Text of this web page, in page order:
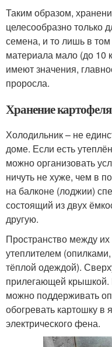
Таким образом,
целесообразно только
семена, и то лишь в
материала мало (до 10
имеют значения,
проросла.
Хранение
Холодильник – не
доме. Если есть
можно организовать
ничуть не хуже, чем в
на балконе (лоджии)
состоящий из двух
другую.
Пространство между
утеплителем
тёплой одеждой).
прилегающей крышкой.
можно поддерживать
обогревать картошку
электрического фена.